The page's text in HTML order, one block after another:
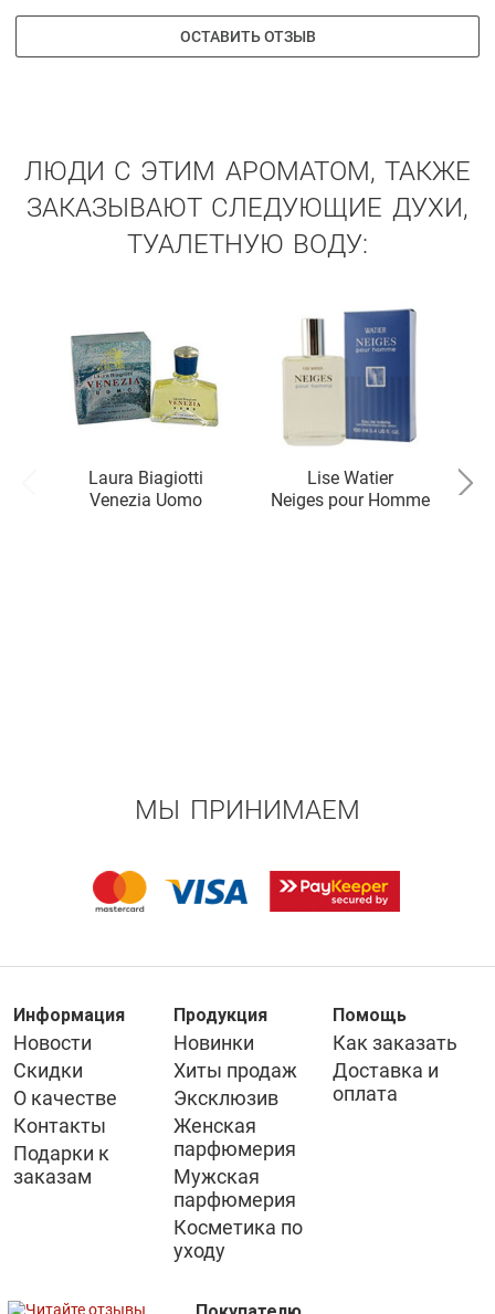
ОСТАВИТЬ ОТЗЫВ
ЛЮДИ С ЭТИМ АРОМАТОМ, ТАКЖЕ
ЗАКАЗЫВАЮТ СЛЕДУЮЩИЕ ДУХИ,
ТУАЛЕТНУЮ ВОДУ:
Laura Biagiotti
Venezia Uomo
Lise Watier
Neiges pour Homme
МЫ ПРИНИМАЕМ
Информация
Новости
Скидки
О качестве
Контакты
Подарки к
заказам
Продукция
Новинки
Хиты продаж
Эксклюзив
Женская
парфюмерия
Мужская
парфюмерия
Косметика по
уходу
Помощь
Как заказать
Доставка и
оплата